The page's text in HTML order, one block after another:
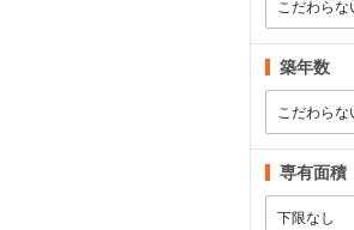
築年数
専有面積